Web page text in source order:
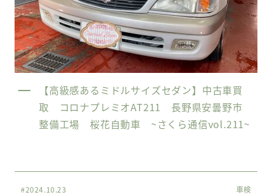
【高級感あるミドルサイズセダン】中古車買
取 コロナプレミオAT211 長野県安曇野市
整備工場 桜花自動車 ~さくら通信vol.211~
#2024.10.23 車検